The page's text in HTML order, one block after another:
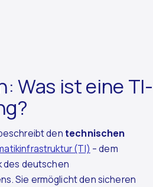
Was ist eine TI-
den technischen
(TI) – dem
des deutschen
Sie ermöglicht den sicheren